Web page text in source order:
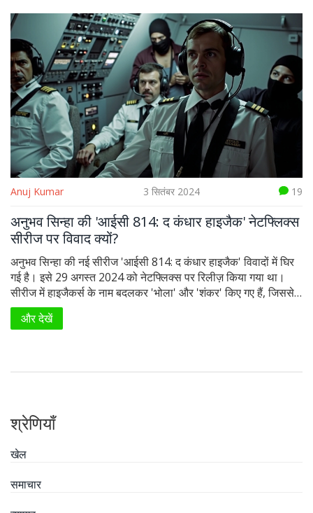
Anuj Kumar 3 सितंबर 2024 19
अनुभव सिन्हा की 'आईसी 814: द कंधार हाइजैक' नेटफ्लिक्स
सीरीज पर विवाद क्यों?
अनुभव सिन्हा की नई सीरीज 'आईसी 814: द कंधार हाइजैक' विवादों में घिर
गई है। इसे 29 अगस्त 2024 को नेटफ्लिक्स पर रिलीज़ किया गया था।
सीरीज में हाइजैकर्स के नाम बदलकर 'भोला' और 'शंकर' किए गए हैं, जिससे
ऐतिहासिक तथ्यों को तोड़-मरोड़कर प्रस्तुत करने का आरोप लगा है। इस पर
सोशल मीडिया पर बहस छिड़ गई है और लोग सीरीज का बहिष्कार करने की
और देखें
श्रेणियाँ
खेल
समाचार